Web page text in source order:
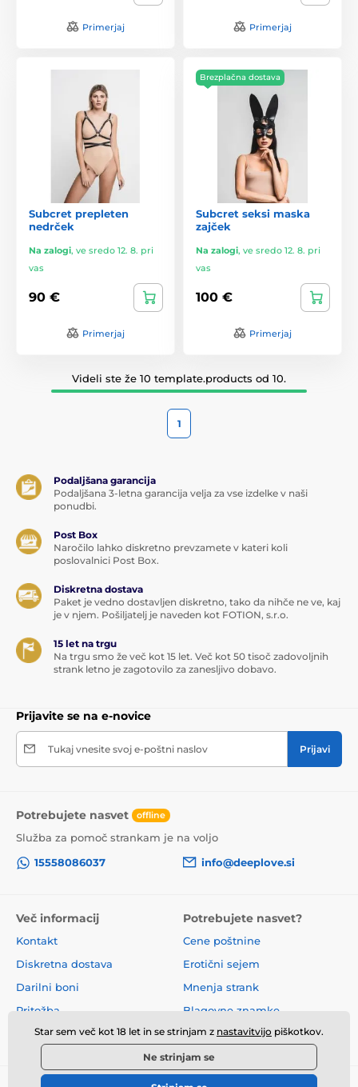
Primerjaj Primerjaj
Subcret prepleten
nedrček
Na zalogi, ve sredo 12. 8. pri
vas
90 €
Primerjaj
Brezplačna dostava
Subcret seksi maska
zajček
Na zalogi, ve sredo 12. 8. pri
vas
100 €
Primerjaj
Videli ste že 10 template.products od 10.
1
Podaljšana garancija
Podaljšana 3-letna garancija velja za vse izdelke v naši
ponudbi.
Post Box
Naročilo lahko diskretno prevzamete v kateri koli
poslovalnici Post Box.
Diskretna dostava
Paket je vedno dostavljen diskretno, tako da nihče ne ve, kaj
je v njem. Pošiljatelj je naveden kot FOTION, s.r.o.
15 let na trgu
Na trgu smo že več kot 15 let. Več kot 50 tisoč zadovoljnih
strank letno je zagotovilo za zanesljivo dobavo.
Prijavite se na e-novice
Tukaj vnesite svoj e-poštni naslov Prijavi
Potrebujete nasvet offline
Služba za pomoč strankam je na voljo
15558086037
info@deeplove.si
Več informacij
Kontakt
Diskretna dostava
Darilni boni
Pritožba
O nas
Potrebujete nasvet?
Cene poštnine
Erotični sejem
Mnenja strank
Blagovne znamke
Poslovni pogoji
Star sem več kot 18 let in se strinjam z nastavitvijo piškotkov.
Ne strinjam se